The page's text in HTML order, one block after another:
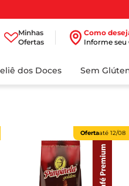
Minhas
Ofertas
Como
Informe seu
dos Doces Sem
Ofertaaté 12/08